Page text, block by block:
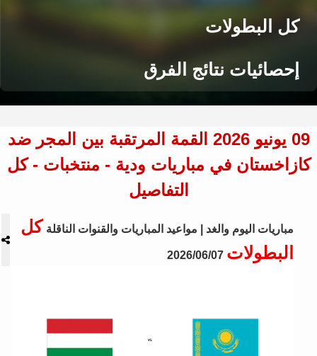
كل البطولات
إحصائيات نتائج الفرق
09 يونيو 2026 القمة المرتقبة بين المجر ضد
كازاخستان في مباريات ودية - منتخبات - كل
التفاصيل
مباريات اليوم والغد | مواعيد المباريات والقنوات الناقلة كل
البطولات 2026/06/07